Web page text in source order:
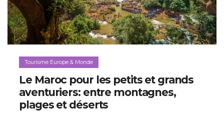
Tourisme Europe & Monde
Le Maroc pour les petits et grands
aventuriers: entre montagnes,
plages et déserts